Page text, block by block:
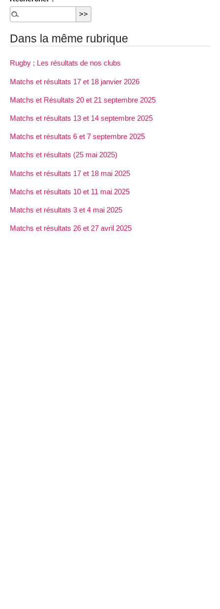
Dans la même rubrique
Rugby ; Les résultats de nos clubs
Matchs et résultats 17 et 18 janvier 2026
Matchs et Résultats 20 et 21 septembre 2025
Matchs et résultats 13 et 14 septembre 2025
Matchs et résultats 6 et 7 septembre 2025
Matchs et résultats (25 mai 2025)
Matchs et résultats 17 et 18 mai 2025
Matchs et résultats 10 et 11 mai 2025
Matchs et résultats 3 et 4 mai 2025
Matchs et résultats 26 et 27 avril 2025